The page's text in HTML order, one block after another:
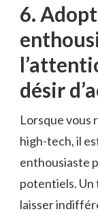
6.
désir
Lorsque vous
high-tech, il
enthousiaste
potentiels. ⁢Un
laisser